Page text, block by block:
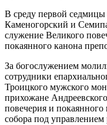
В среду первой седмицы
Каменогорский и
служение Великого
покаянного канона
За богослужением
сотрудники
Троицкого мужского
прихожане
повечерия и покаянного
собора под